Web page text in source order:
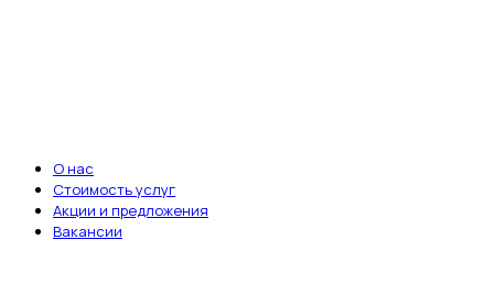
О нас
Стоимость услуг
Акции и предложения
Вакансии